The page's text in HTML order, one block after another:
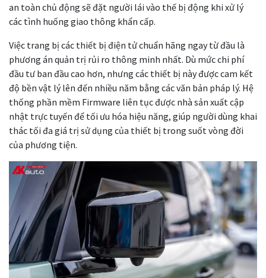
an toàn chủ động sẽ đặt người lái vào thế bị động khi xử lý
các tình huống giao thông khẩn cấp.
Việc trang bị các thiết bị điện tử chuẩn hãng ngay từ đầu là
phương án quản trị rủi ro thông minh nhất. Dù mức chi phí
đầu tư ban đầu cao hơn, nhưng các thiết bị này được cam kết
độ bền vật lý lên đến nhiều năm bằng các văn bản pháp lý. Hệ
thống phần mềm Firmware liên tục được nhà sản xuất cập
nhật trực tuyến để tối ưu hóa hiệu năng, giúp người dùng khai
thác tối đa giá trị sử dụng của thiết bị trong suốt vòng đời
của phương tiện.